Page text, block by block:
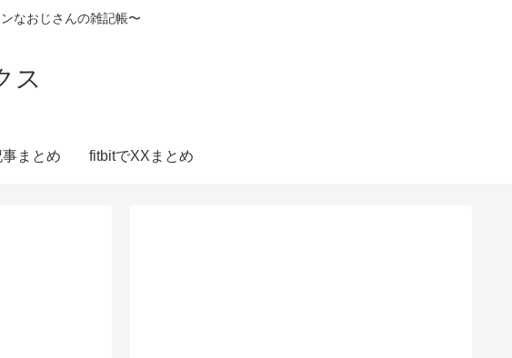
なおじさんの雑記帳〜
ス
まとめ fitbitでXXまとめ